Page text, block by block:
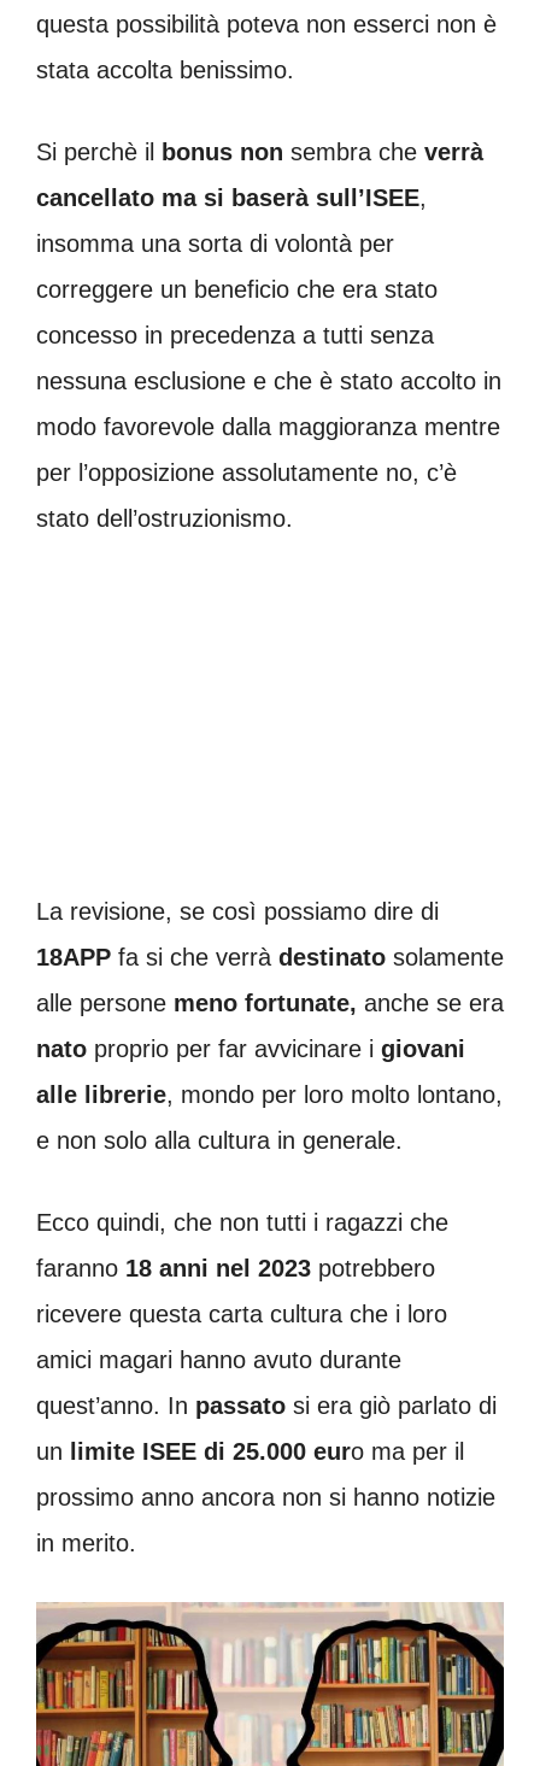
questa possibilità poteva non esserci non è
stata accolta benissimo.
Si perchè il bonus non sembra che verrà
cancellato ma si baserà sull’ISEE,
insomma una sorta di volontà per
correggere un beneficio che era stato
concesso in precedenza a tutti senza
nessuna esclusione e che è stato accolto in
modo favorevole dalla maggioranza mentre
per l’opposizione assolutamente no, c’è
stato dell’ostruzionismo.
La revisione, se così possiamo dire di
18APP fa si che verrà destinato solamente
alle persone meno fortunate, anche se era
nato proprio per far avvicinare i giovani
alle librerie, mondo per loro molto lontano,
e non solo alla cultura in generale.
Ecco quindi, che non tutti i ragazzi che
faranno 18 anni nel 2023 potrebbero
ricevere questa carta cultura che i loro
amici magari hanno avuto durante
quest’anno. In passato si era giò parlato di
un limite ISEE di 25.000 euro ma per il
prossimo anno ancora non si hanno notizie
in merito.